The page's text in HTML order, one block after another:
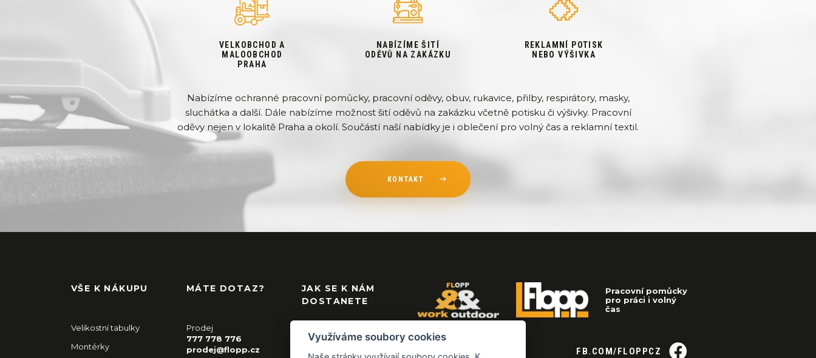
VELKOBCHOD A
MALOOBCHOD
PRAHA
NABÍZÍME ŠITÍ
ODĚVŮ NA ZAKÁZKU
REKLAMNÍ POTISK
NEBO VÝŠIVKA
Nabízíme ochranné pracovní pomůcky, pracovní oděvy, obuv, rukavice, přilby, respirátory, masky,
sluchátka a další. Dále nabízíme možnost šití oděvů na zakázku včetně potisku či výšivky. Pracovní
oděvy nejen v lokalitě Praha a okolí. Součástí naší nabídky je i oblečení pro volný čas a reklamní textil.
KONTAKT
VŠE K NÁKUPU
Velikostní tabulky
Montérky
MÁTE DOTAZ?
Prodej
777 778 776
prodej@flopp.cz
JAK SE K NÁM
DOSTANETE
Pracovní pomůcky
pro práci i volný
čas
FB.COM/FLOPPCZ
Využíváme soubory cookies